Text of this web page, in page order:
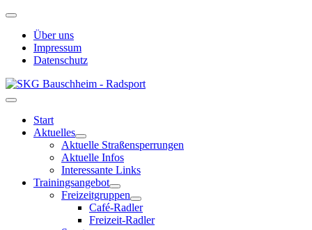
Über uns
Impressum
Datenschutz
Start
Aktuelles
Aktuelle Straßensperrungen
Aktuelle Infos
Interessante Links
Trainingsangebot
Freizeitgruppen
Café-Radler
Freizeit-Radler